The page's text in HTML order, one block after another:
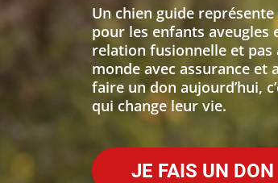
Un chien guide
pour les enfants aveugles
relation fusionnelle et pas
monde avec assurance
faire un don aujourd’hui,
qui change leur vie.
JE FAIS UN DON